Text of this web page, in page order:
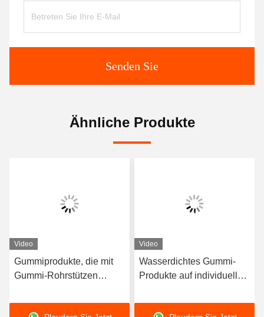
Senden Sie
Ähnliche Produkte
Video
Gummiprodukte, die mit
Gummi-Rohrstützen
Video
Wasserdichtes Gummi-
Produkte auf individuelle